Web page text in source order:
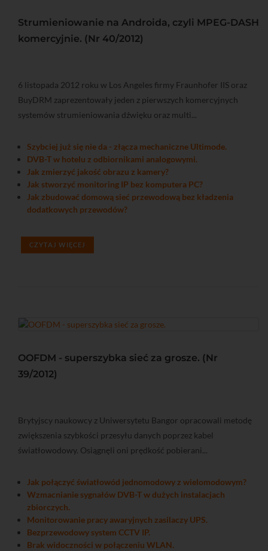
Strumieniowanie na Androida, czyli MPEG-DASH
komercyjnie. (Nr 40/2012)
6 listopada 2012 roku w Los Angeles firmy Fraunhofer IIS oraz
BuyDRM zaprezentowały jeden z pierwszych komercyjnych
systemów strumieniowania dźwięku oraz multi...
Szybciej już się nie da - złącza mechaniczne Ultimode.
DVB-T w hotelu z odbiornikami analogowymi.
Jak zmierzyć jakość obrazu z kamery?
Jak stworzyć monitoring IP bez komputera PC?
Jak zbudować domową sieć przewodową bez kładzenia
dodatkowych przewodów?
CZYTAJ WIĘCEJ
OOFDM - superszybka sieć za grosze. (Nr
39/2012)
Brytyjscy naukowcy z Uniwersytetu Bangor opracowali metodę
zwiększenia szybkości przesyłu danych poprzez kabel
światłowodowy. Osiągnęli oni prędkość pobierani...
Jak połączyć światłowód jednomodowy z wielomodowym?
Wzmacnianie sygnałów DVB-T w dużych instalacjach
zbiorczych.
Monitorowanie pracy awaryjnych zasilaczy UPS.
Bezprzewodowy system CCTV IP.
Brak widoczności w połączeniu WLAN.